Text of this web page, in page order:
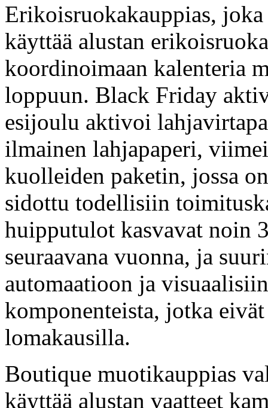
Erikoisruokakauppias,
käyttää alustan
koordinoimaan kalenteria
loppuun. Black Friday
esijoulu aktivoi
ilmainen lahjapaperi,
kuolleiden paketin, jossa
sidottu todellisiin
huipputulot kasvavat noin
seuraavana vuonna, ja
automaatioon ja
komponenteista, jotka
lomakausilla.
Boutique muotikauppias
käyttää alustan vaatteet